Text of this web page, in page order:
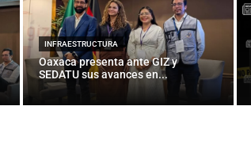
INFRAESTRUCTURA
Oaxaca presenta ante GIZ y
SEDATU sus avances en...